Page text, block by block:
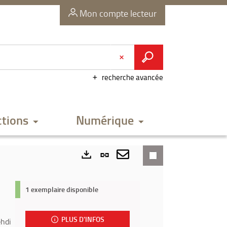
Mon compte lecteur
recherche avancée
Numérique
Lien
permanent
fenêtre)
Envoyer
mail
1 exemplaire disponible
PLUS D'INFOS